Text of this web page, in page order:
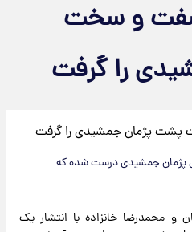
سفت و سخت
را گرفت
پژمان جمشیدی درست شده که
و محمدرضا خانزاده با انتشار یک